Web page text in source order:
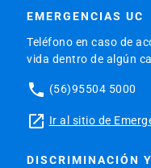
EMERGENCIAS UC
Teléfono en caso de
vida dentro de algún
phone (56)95504 5000
launch Ir al sitio de
DISCRIMINACIÓN